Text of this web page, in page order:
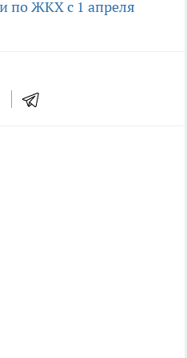
по ЖКХ с 1 апреля